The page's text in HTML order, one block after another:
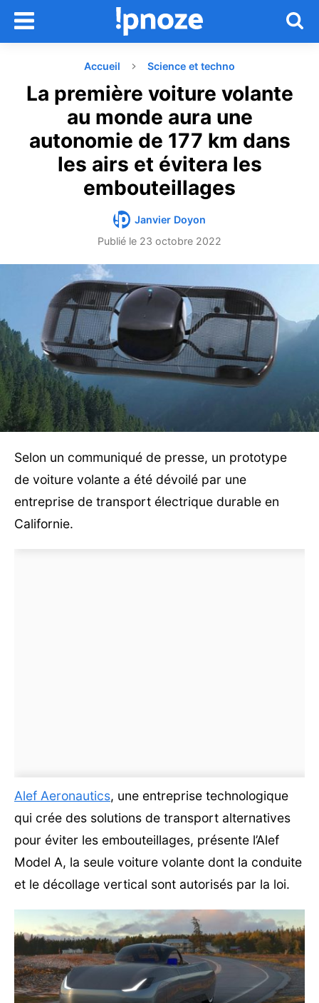
Accueil Science et techno
La première voiture volante
au monde aura une
autonomie de 177 km dans
les airs et évitera les
embouteillages
Janvier Doyon
Publié le 23 octobre 2022
Selon un communiqué de presse, un prototype
de voiture volante a été dévoilé par une
entreprise de transport électrique durable en
Californie.
Alef Aeronautics, une entreprise technologique
qui crée des solutions de transport alternatives
pour éviter les embouteillages, présente l’Alef
Model A, la seule voiture volante dont la conduite
et le décollage vertical sont autorisés par la loi.